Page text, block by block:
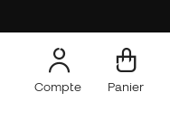
Compte Panier